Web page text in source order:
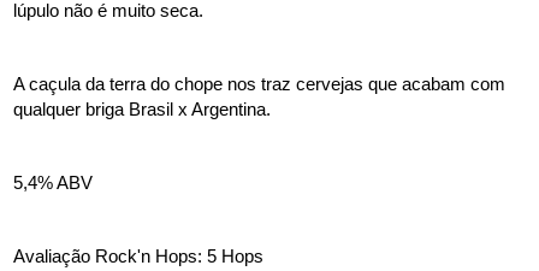
lúpulo não é muito seca.
A caçula da terra do chope nos traz cervejas que acabam com
qualquer briga Brasil x Argentina.
5,4% ABV
Avaliação Rock'n Hops: 5 Hops